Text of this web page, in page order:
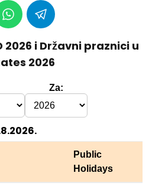
2026 i Državni praznici u
2026
Za:
Public
Holidays